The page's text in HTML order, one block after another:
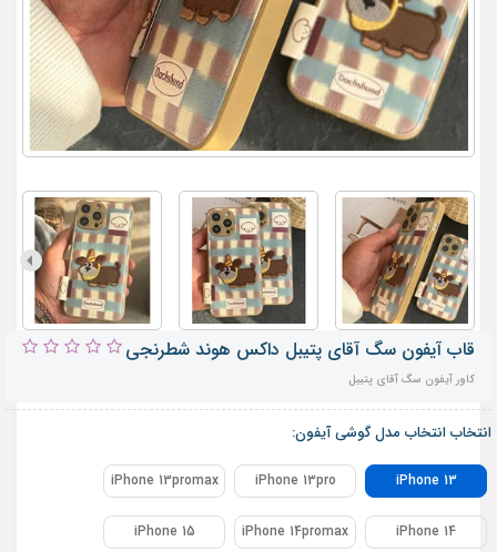
قاب آیفون سگ آقای پتیبل داکس هوند شطرنجی
کاور آیفون سگ آقای پتیبل
انتخاب انتخاب مدل گوشی آیفون:
iPhone 13
iPhone 13pro
iPhone 13promax
iPhone 14
iPhone 14promax
iPhone 15